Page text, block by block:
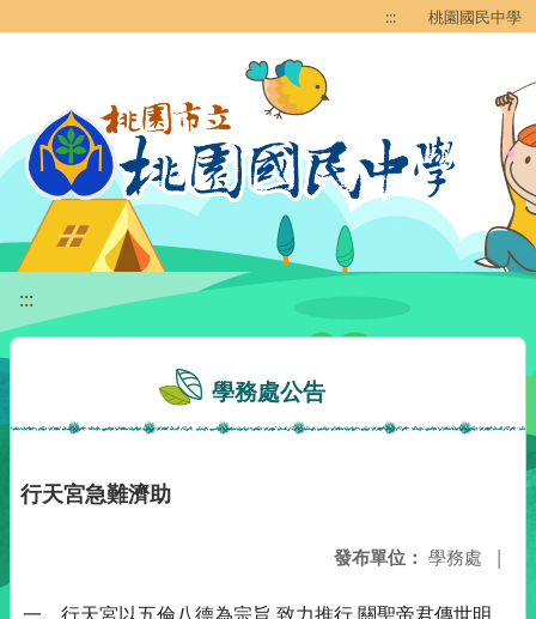
::: 桃園國民中學
:::
學務處公告
行天宮急難濟助
發布單位： 學務處 |